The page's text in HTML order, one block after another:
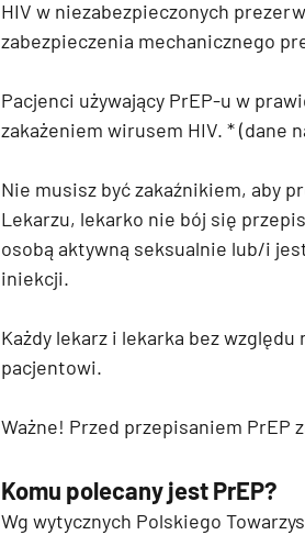
HIV w niezabezpieczonych
zabezpieczenia mechanicznego
Pacjenci używający PrEP-u w
zakażeniem wirusem HIV. * (dane
Nie musisz być zakaźnikiem, aby
Lekarzu, lekarko nie bój się
osobą aktywną seksualnie lub/i
iniekcji.
Każdy lekarz i lekarka bez
pacjentowi.
Ważne! Przed przepisaniem PrEP
Komu polecany jest PrEP?
Wg wytycznych Polskiego